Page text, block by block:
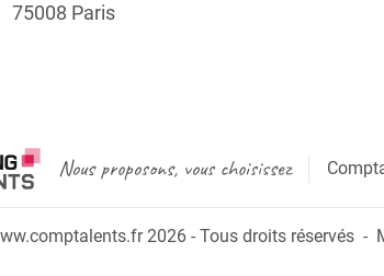
75008 Paris
Nous proposons, vous choisissez
2026 - Tous droits réservés